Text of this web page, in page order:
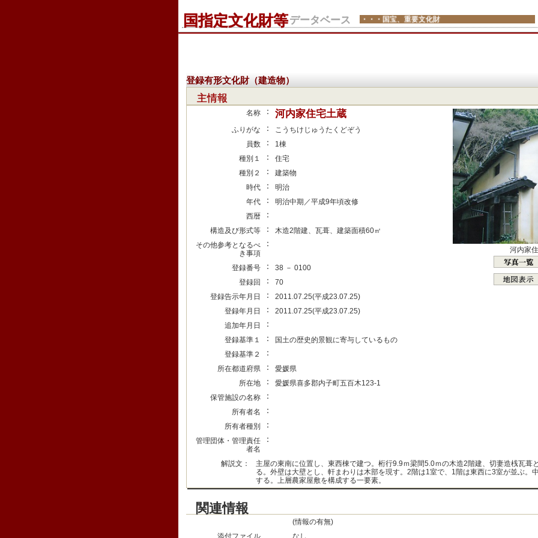
国指定文化財等データベース ・・・国宝、重要文化財
登録有形文化財（建造物）
主情報
名称 ： 河内家住宅土蔵
ふりがな ：
こうちけじゅうたくどぞう
員数
：
1棟
種別１
：
住宅
種別２
：
建築物
時代
：
明治
年代
：
明治中期／平成9年頃改修
西暦
：
構造及び形式等 ：
木造2階建、瓦葺、建築面積60㎡
その他参考となるべ
き事項
：
登録番号 ：
38 － 0100
登録回
：
70
登録告示年月日
：
2011.07.25(平成23.07.25)
登録年月日
：
2011.07.25(平成23.07.25)
追加年月日
：
登録基準１ ：
国土の歴史的景観に寄与しているもの
登録基準２
：
所在都道府県 ：
愛媛県
所在地
：
愛媛県喜多郡内子町五百木123-1
保管施設の名称
：
所有者名 ：
所有者種別 ：
管理団体・管理責任
者名
：
河内家
解説文：
主屋の東南に位置し、東西棟で建つ。桁行9.9ｍ梁間5.0ｍの木造2階建、切妻造桟瓦葺
る。外壁は大壁とし、軒まわりは木部を現す。2階は1室で、1階は東西に3室が並ぶ。
する。上層農家屋敷を構成する一要素。
関連情報
(情報の有無)
添付ファイル
なし